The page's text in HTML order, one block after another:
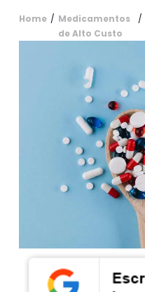
Home / Medicamentos
de Alto Custo
/